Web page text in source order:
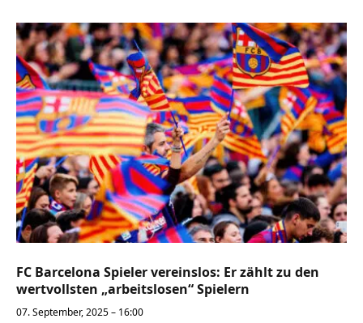
FC Barcelona Spieler vereinslos: Er zählt zu den
wertvollsten „arbeitslosen“ Spielern
07. September, 2025 – 16:00